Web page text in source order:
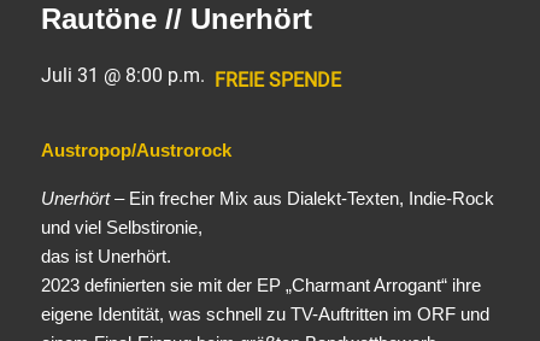
Rautöne // Unerhört
Juli 31 @ 8:00 p.m. FREIE SPENDE
Austropop/Austrorock
Unerhört– Ein frecher Mix aus Dialekt-Texten, Indie-Rock
und viel Selbstironie,
das ist Unerhört.
2023 definierten sie mit der EP „Charmant Arrogant“ ihre
eigene Identität, was schnell zu TV-Auftritten im ORF und